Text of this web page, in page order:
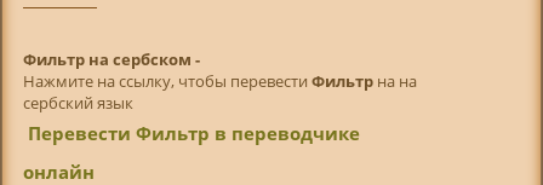
Фильтр на сербском -
Нажмите на ссылку, чтобы перевести Фильтрна на
сербский язык
Перевести Фильтр в переводчике
онлайн